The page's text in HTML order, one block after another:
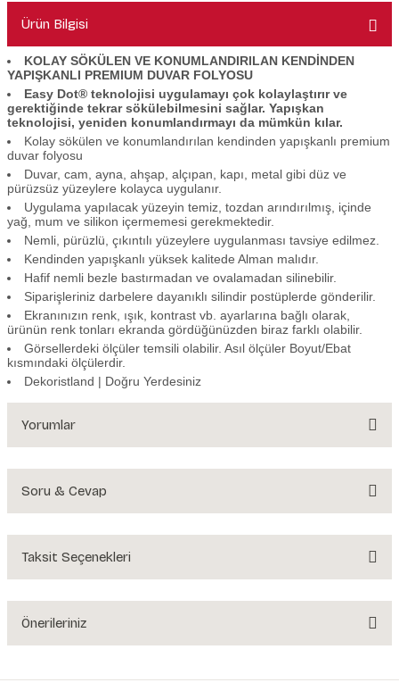
Ürün Bilgisi
KOLAY SÖKÜLEN VE KONUMLANDIRILAN KENDİNDEN
YAPIŞKANLI PREMIUM DUVAR FOLYOSU
Easy Dot® teknolojisi uygulamayı çok kolaylaştırır ve
gerektiğinde tekrar sökülebilmesini sağlar. Yapışkan
teknolojisi, yeniden konumlandırmayı da mümkün kılar.
Kolay sökülen ve konumlandırılan kendinden yapışkanlı premium
duvar folyosu
Duvar, cam, ayna, ahşap, alçıpan, kapı, metal gibi düz ve
pürüzsüz yüzeylere kolayca uygulanır.
Uygulama yapılacak yüzeyin temiz, tozdan arındırılmış, içinde
yağ, mum ve silikon içermemesi gerekmektedir.
Nemli, pürüzlü, çıkıntılı yüzeylere uygulanması tavsiye edilmez.
Kendinden yapışkanlı yüksek kalitede Alman malıdır.
Hafif nemli bezle bastırmadan ve ovalamadan silinebilir.
Siparişleriniz darbelere dayanıklı silindir postüplerde gönderilir.
Ekranınızın renk, ışık, kontrast vb. ayarlarına bağlı olarak,
ürünün renk tonları ekranda gördüğünüzden biraz farklı olabilir.
Görsellerdeki ölçüler temsili olabilir. Asıl ölçüler Boyut/Ebat
kısmındaki ölçülerdir.
Dekoristland | Doğru Yerdesiniz
Yorumlar
Soru & Cevap
Ürün hakkında henüz soru sorulmamış.
Taksit Seçenekleri
Önerileriniz
yetersiz gördüğünüz noktaları öneri formunu kullanarak tarafımıza